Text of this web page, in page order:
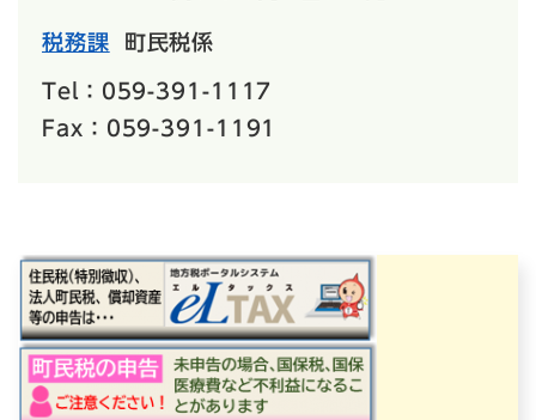
税務課 町民税係
Tel：059-391-1117
Fax：059-391-1191